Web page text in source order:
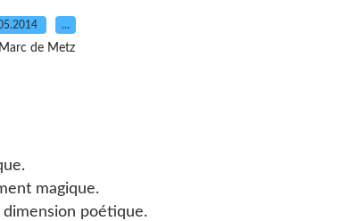
…
de Metz
magique.
poétique.